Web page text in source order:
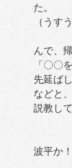
た。
（うす
んで、
「〇〇
先延ば
などと
説教し
波平か